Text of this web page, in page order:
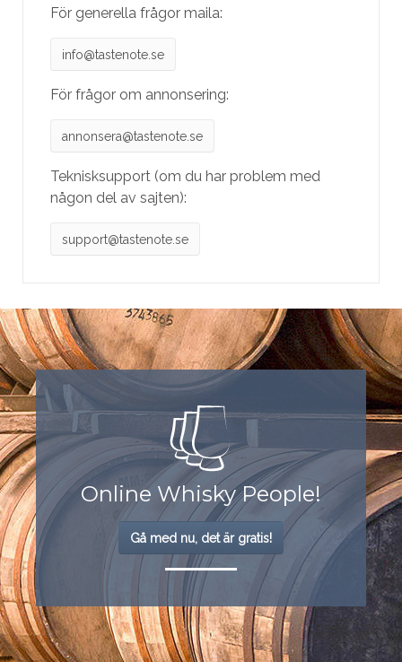
För generella frågor maila:
info@tastenote.se
För frågor om annonsering:
annonsera@tastenote.se
Teknisksupport (om du har problem med
någon del av sajten):
support@tastenote.se
Online Whisky People!
Gå med nu, det är gratis!